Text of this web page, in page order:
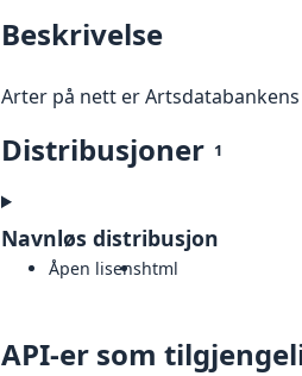
Beskrivelse
Arter på nett er
Distribusjoner 1
Navnløs distribusjon
Åpen lisenshtml
API-er som